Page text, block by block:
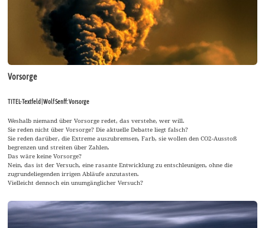
Vorsorge
TITEL-Textfeld | Wolf Senff: Vorsorge
Weshalb niemand über Vorsorge redet, das verstehe, wer will.
Sie reden nicht über Vorsorge? Die aktuelle Debatte liegt falsch?
Sie reden darüber, die Extreme auszubremsen, Farb, sie wollen den CO2-Ausstoß
begrenzen und streiten über Zahlen.
Das wäre keine Vorsorge?
Nein, das ist der Versuch, eine rasante Entwicklung zu entschleunigen, ohne die
zugrundeliegenden irrigen Abläufe anzutasten.
Vielleicht dennoch ein unumgänglicher Versuch?